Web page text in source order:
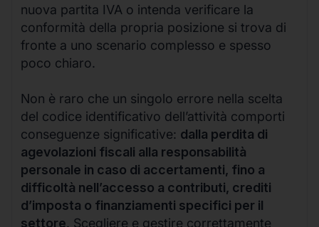
nuova partita IVA o intenda verificare la
conformità della propria posizione si trova di
fronte a uno scenario complesso e spesso
poco chiaro.
Non è raro che un singolo errore nella scelta
del codice identificativo dell’attività comporti
conseguenze significative: dalla perdita di
agevolazioni fiscali alla responsabilità
personale in caso di accertamenti, fino a
difficoltà nell’accesso a contributi, crediti
d’imposta o finanziamenti specifici per il
settore. Scegliere e gestire correttamente